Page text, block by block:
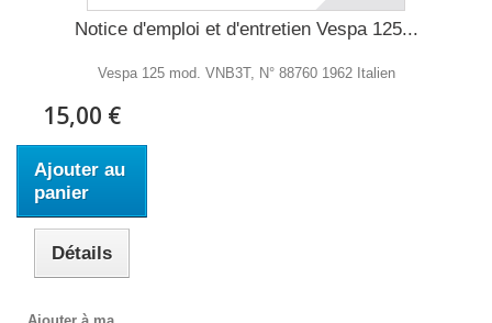
Notice d'emploi et d'entretien Vespa 125...
Vespa 125 mod. VNB3T, N° 88760 1962 Italien
15,00 €
Ajouter au
panier
Détails